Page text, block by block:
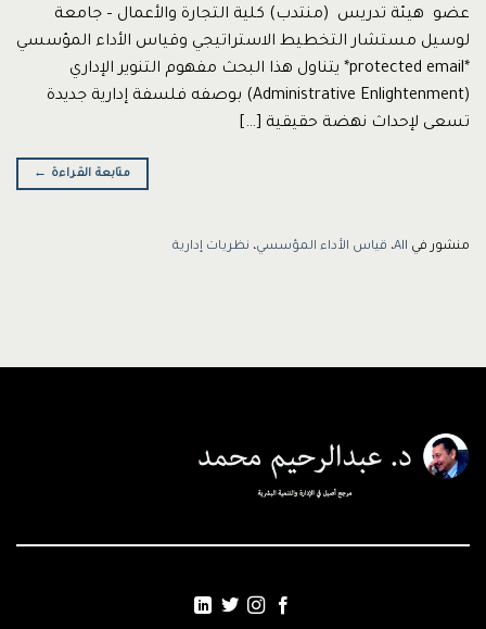
عضو هيئة تدريس (منتدب) كلية التجارة والأعمال – جامعة
لوسيل مستشار التخطيط الاستراتيجي وقياس الأداء المؤسسي
*protected email* يتناول هذا البحث مفهوم التنوير الإداري
(Administrative Enlightenment) بوصفه فلسفة إدارية جديدة
تسعى لإحداث نهضة حقيقية […]
متابعة القراءة ←
منشور في All، قياس الأداء المؤسسي، نظريات إدارية